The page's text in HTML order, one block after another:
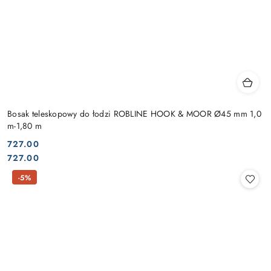
Bosak teleskopowy do łodzi ROBLINE HOOK & MOOR Ø45 mm 1,0
m-1,80 m
Cena:
727.00
Cena:
727.00
-5%